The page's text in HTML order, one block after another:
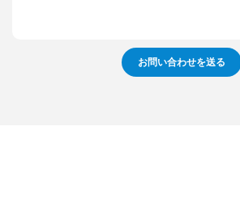
お問い合わせを送る